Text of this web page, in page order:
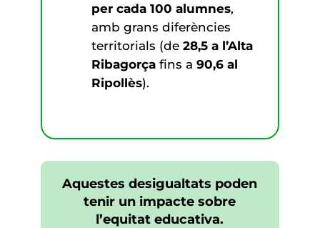
per cada 100 alumnes,
amb grans diferències
territorials (de 28,5 a l’Alta
Ribagorçafins a 90,6 al
Ripollès).
Aquestes desigualtats poden
tenir un impacte sobre
l’equitat educativa.